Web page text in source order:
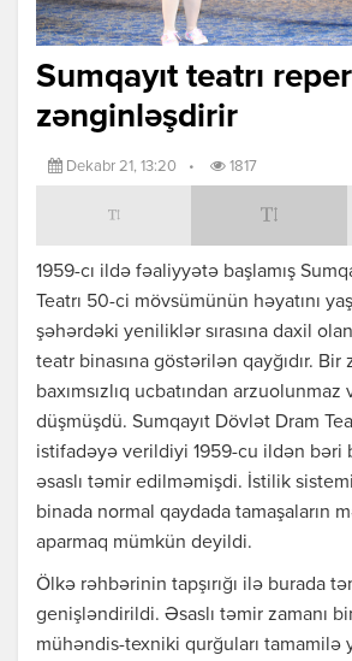
Sumqayıt teatrı
zənginləşdirir
Dekabr 21, 13:20 • 1817
1959-cı ildə fəaliyyətə başlamış
Teatrı 50-ci mövsümünün həyatını
şəhərdəki yeniliklər sırasına daxil
teatr binasına göstərilən qayğıdır. Bir
baxımsızlıq ucbatından
düşmüşdü. Sumqayıt Dövlət Dram
istifadəyə verildiyi 1959-cu ildən bəri
əsaslı təmir edilməmişdi. İstilik
binada normal qaydada tamaşaların
aparmaq mümkün deyildi.
Ölkə rəhbərinin tapşırığı ilə burada
genişləndirildi. Əsaslı təmir zamanı
mühəndis-texniki qurğuları tamamilə